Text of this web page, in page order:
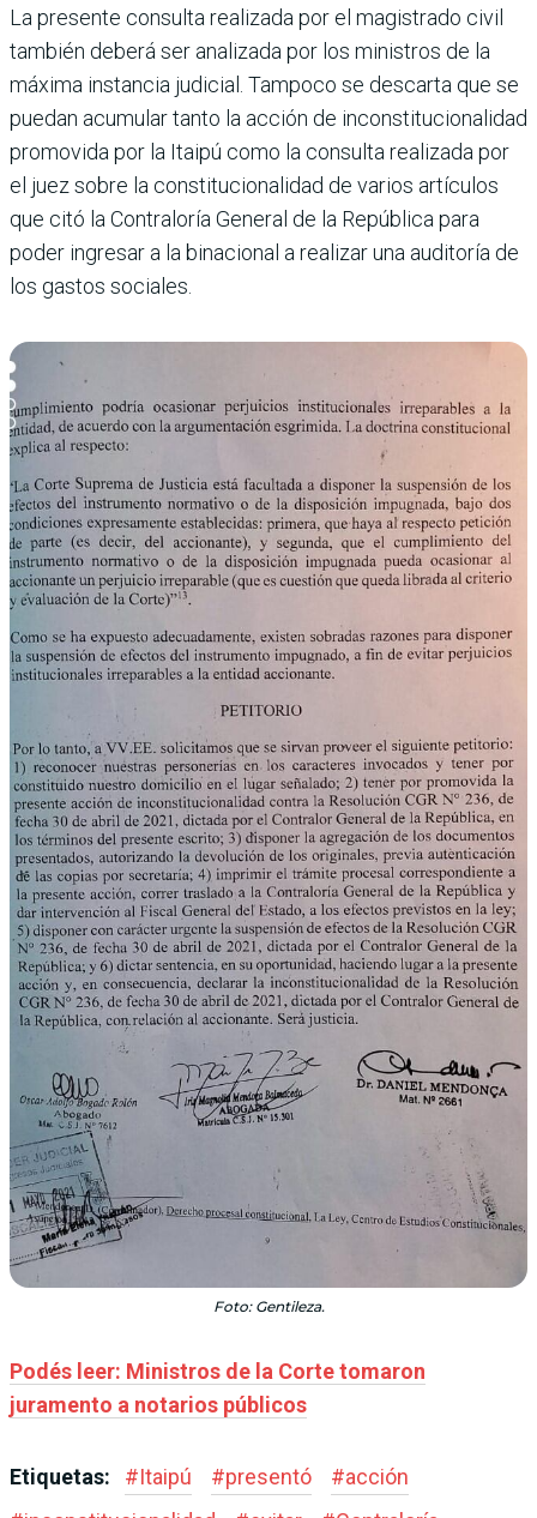
La presente consulta realizada por el magistrado civil
también deberá ser analizada por los ministros de la
máxima instancia judicial. Tampoco se descarta que se
puedan acumular tanto la acción de inconstitucionalidad
promovida por la Itaipú como la consulta realizada por
el juez sobre la constitucionalidad de varios artículos
que citó la Contraloría General de la República para
poder ingresar a la binacional a realizar una auditoría de
los gastos sociales.
Foto: Gentileza.
Podés leer: Ministros de la Corte tomaron
juramento a notarios públicos
Etiquetas: #Itaipú #presentó #acción